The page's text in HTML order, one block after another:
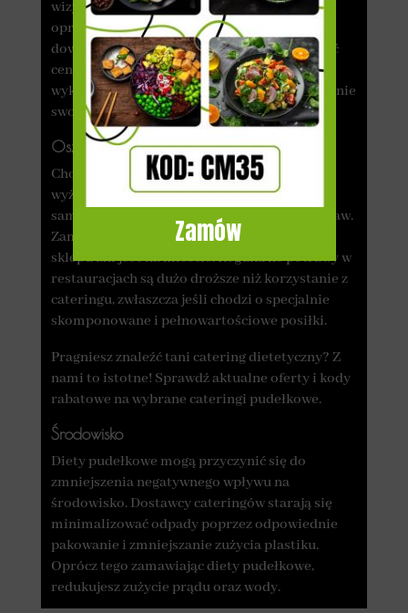
wizyty w sklepie spożywczym, gotowanie,
opracowywanie dań i sprzątanie. Catering
dowozi pyszne dania, co pozwala zaoszczędzić
cenny czas, który możesz przeznaczyć na
wykonywanie innych obowiązków lub rozwijanie
swoich pasji.
Oszczędność pieniędzy
Choć cena zestawu 5 dań może wydawać się
wyższa niż koszt przygotowywania jedzenia
samemu, to należy wziąć pod uwagę kilka spraw.
Zamawiając catering, nie musisz chodzić do
sklepu ani jeść na mieście. Regularne potrawy w
restauracjach są dużo droższe niż korzystanie z
cateringu, zwłaszcza jeśli chodzi o specjalnie
skomponowane i pełnowartościowe posiłki.
Pragniesz znaleźć tani catering dietetyczny? Z
nami to istotne! Sprawdź aktualne oferty i kody
rabatowe na wybrane cateringi pudełkowe.
Środowisko
Diety pudełkowe mogą przyczynić się do
zmniejszenia negatywnego wpływu na
środowisko. Dostawcy cateringów starają się
minimalizować odpady poprzez odpowiednie
pakowanie i zmniejszanie zużycia plastiku.
Oprócz tego zamawiając diety pudełkowe,
redukujesz zużycie prądu oraz wody.
Zamów